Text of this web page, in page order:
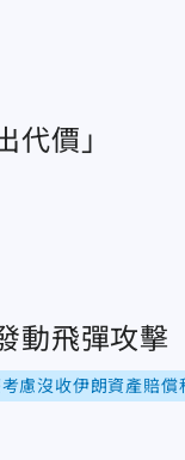
代價」
動飛彈攻擊
慮沒收伊朗資產賠償